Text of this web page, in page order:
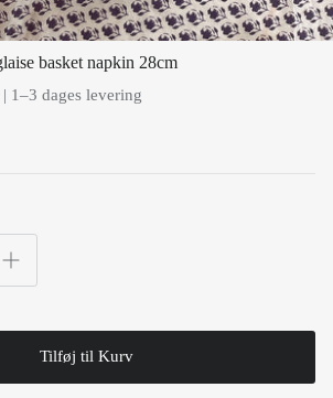
basket napkin 28cm
1–3 dages levering
Tilføj til Kurv